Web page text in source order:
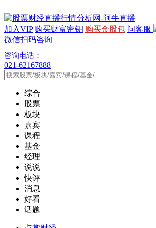
加入VIP 购买财富密钥 购买金股包 问客服
微信扫码咨询
咨询电话：
021-62167888
综合
股票
板块
嘉宾
课程
基金
经理
说说
快评
消息
好看
话题